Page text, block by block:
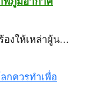
องให้เหล่าผู้น…